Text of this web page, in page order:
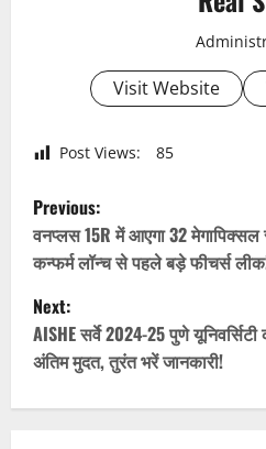
Visit Website
Post Views: 85
P
o
s
t
n
Previous:
वनप्लस 15R में आएगा 32 मेगापिक्सल
कन्फर्म लॉन्च से पहले बड़े फीचर्स
Next:
AISHE सर्वे 2024-25 पुणे
अंतिम मुदत, तुरंत भरें जानकारी!